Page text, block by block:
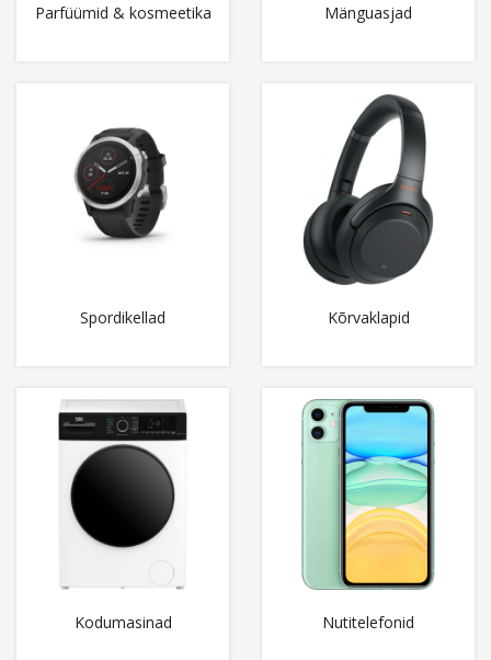
Parfüümid & kosmeetika Mänguasjad
Spordikellad Kõrvaklapid
Kodumasinad Nutitelefonid